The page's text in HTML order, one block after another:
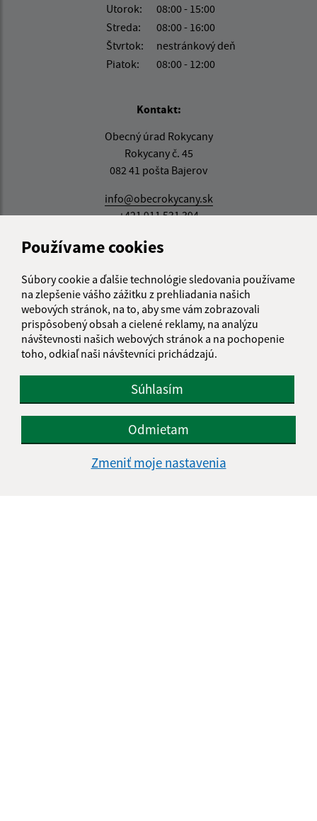
Používame cookies
Súbory cookie a ďalšie technológie sledovania používame
na zlepšenie vášho zážitku z prehliadania našich
webových stránok, na to, aby sme vám zobrazovali
prispôsobený obsah a cielené reklamy, na analýzu
návštevnosti našich webových stránok a na pochopenie
toho, odkiaľ naši návštevníci prichádzajú.
Súhlasím
Odmietam
Zmeniť moje nastavenia
Utorok:
08:00 - 15:00
Streda:
08:00 - 16:00
Štvrtok:
nestránkový deň
Piatok:
08:00 - 12:00
Kontakt:
Obecný úrad Rokycany
Rokycany č. 45
082 41 pošta Bajerov
info@obecrokycany.sk
+421 911 531 394
IČO: 00327701